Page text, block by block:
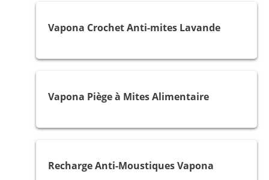
Vapona Crochet Anti-mites Lavande
Mites
Vapona Piège à Mites Alimentaire
Moustiques
Recharge Anti-Moustiques Vapona